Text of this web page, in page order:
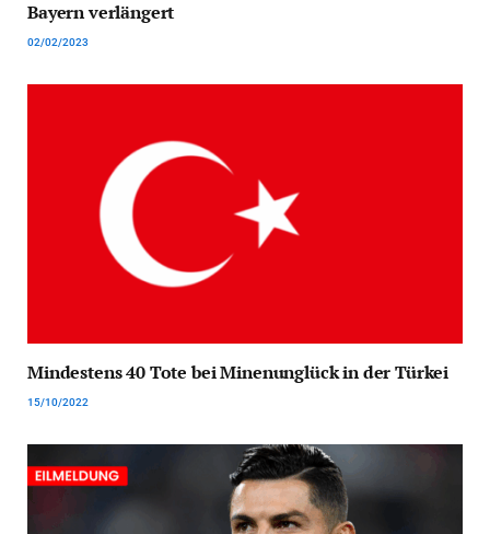
Bayern verlängert
02/02/2023
Mindestens 40 Tote bei Minenunglück in der Türkei
15/10/2022